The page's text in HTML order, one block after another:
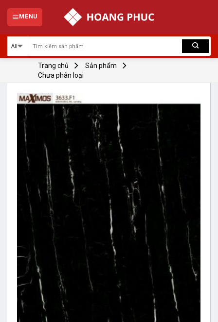
content
MENU
Trang chủ
Sản phẩm
Chưa phân loại